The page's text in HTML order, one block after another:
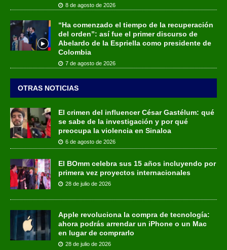
8 de agosto de 2026
“Ha comenzado el tiempo de la recuperación
del orden”: así fue el primer discurso de
Abelardo de la Espriella como presidente de
Colombia
7 de agosto de 2026
OTRAS NOTICIAS
El crimen del influencer César Gastélum: qué
se sabe de la investigación y por qué
preocupa la violencia en Sinaloa
6 de agosto de 2026
El BOmm celebra sus 15 años incluyendo por
primera vez proyectos internacionales
28 de julio de 2026
Apple revoluciona la compra de tecnología:
ahora podrás arrendar un iPhone o un Mac
en lugar de comprarlo
28 de julio de 2026